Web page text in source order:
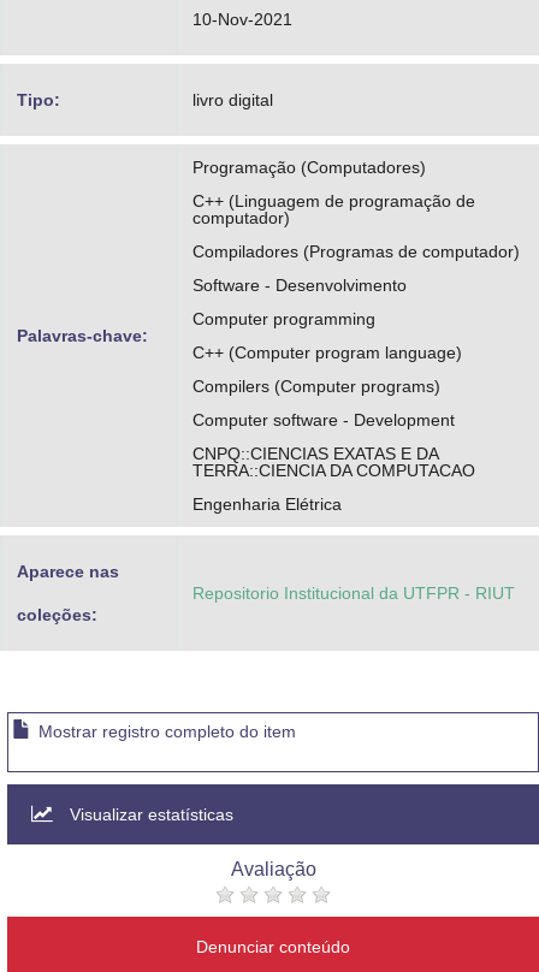
https://orcid.org/0000-0001-8975-0323
http://lattes.cnpq.br/6841185662777161
Banaszewski, Roni Fabio
http://lattes.cnpq.br/4097469570844584
10-Nov-2021
Tipo: livro digital
Palavras-chave:
Programação (Computadores)
C++ (Linguagem de programação de
computador)
Compiladores (Programas de computador)
Software - Desenvolvimento
Computer programming
C++ (Computer program language)
Compilers (Computer programs)
Computer software - Development
CNPQ::CIENCIAS EXATAS E DA
TERRA::CIENCIA DA COMPUTACAO
Engenharia Elétrica
Aparece nas
coleções:
Repositorio Institucional da UTFPR - RIUT
Mostrar registro completo do item
Visualizar estatísticas
Avaliação
Denunciar conteúdo